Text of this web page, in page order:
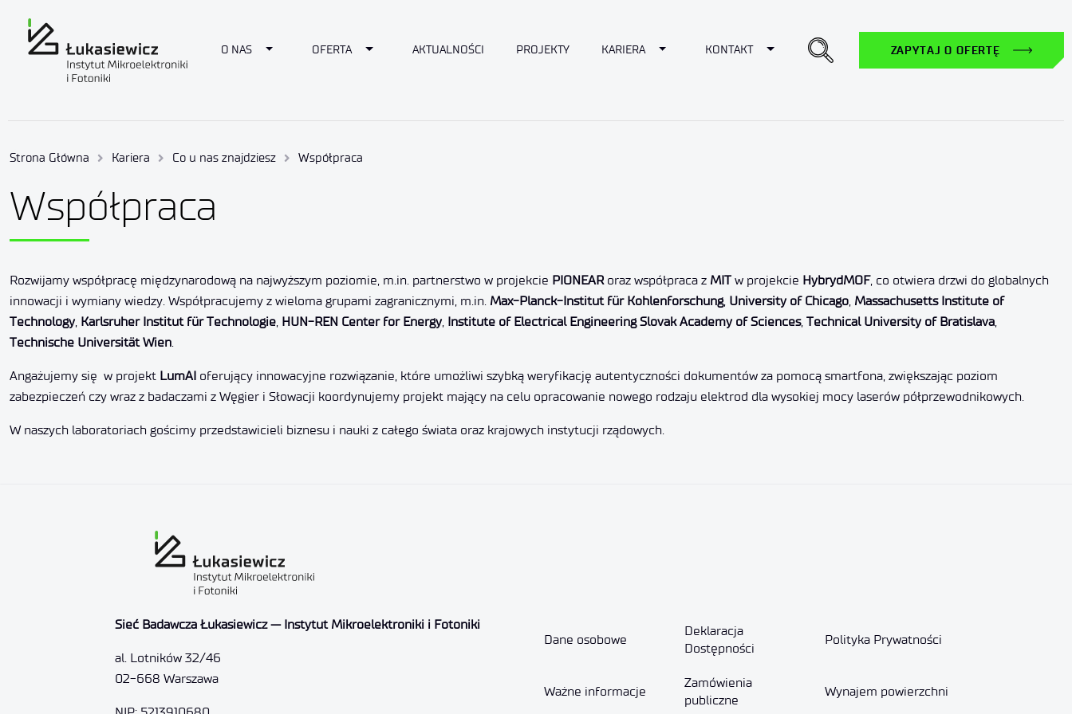
O NAS Toggle Dropdown
OFERTA Toggle Dropdown
AKTUALNOŚCI PROJEKTY KARIERA Toggle Dropdown
KONTAKT Toggle Dropdown ZAPYTAJ O OFERTĘ
Strona Główna Kariera Co u nas znajdziesz Współpraca
Współpraca
Rozwijamy współpracę międzynarodową na najwyższym poziomie, m.in. partnerstwo w projekcie PIONEARoraz współpraca z MIT w projekcie HybrydMOF, co otwiera drzwi do globalnych
innowacji i wymiany wiedzy. Współpracujemy z wieloma grupami zagranicznymi, m.in. Max-Planck-Institut für Kohlenforschung, University of Chicago, Massachusetts Institute of
Technology, Karlsruher Institut für Technologie, HUN-REN Center for Energy, Institute of Electrical Engineering Slovak Academy of Sciences, Technical University of Bratislava,
Technische Universität Wien.
Angażujemy się w projekt LumAI oferujący innowacyjne rozwiązanie, które umożliwi szybką weryfikację autentyczności dokumentów za pomocą smartfona, zwiększając poziom
zabezpieczeń czy wraz z badaczami z Węgier i Słowacji koordynujemy projekt mający na celu opracowanie nowego rodzaju elektrod dla wysokiej mocy laserów półprzewodnikowych.
W naszych laboratoriach gościmy przedstawicieli biznesu i nauki z całego świata oraz krajowych instytucji rządowych.
Sieć Badawcza Łukasiewicz — Instytut Mikroelektroniki i Fotoniki
al. Lotników 32/46
02-668 Warszawa
Dane osobowe
Deklaracja
Dostępności
Polityka Prywatności
Ważne informacje
Zamówienia
publiczne
Wynajem powierzchni